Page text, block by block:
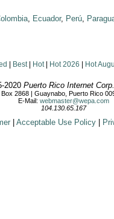
, Ecuador, Perú,
Best| Hot| Hot 2026 Hot
2020 Puerto Rico Internet Corp.
Box 2868 | Guaynabo, Puerto Rico
E-Mail: webmaster@wepa.com
104.130.65.167
Acceptable Use Policy